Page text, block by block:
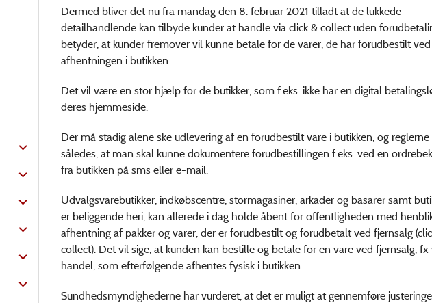
Dermed bliver det nu fra mandag den 8. februar 2021 tilladt at de lukkede
detailhandlende kan tilbyde kunder at handle via click & collect uden
betyder, at kunder fremover vil kunne betale for de varer, de har forudbestilt ved
afhentningen i butikken.
Det vil være en stor hjælp for de butikker, som f.eks. ikke har en digital
deres hjemmeside.
Der må stadig alene ske udlevering af en forudbestilt vare i butikken, og
således, at man skal kunne dokumentere forudbestillingen f.eks. ved en
fra butikken på sms eller e-mail.
Udvalgsvarebutikker, indkøbscentre, stormagasiner, arkader og basarer samt
er beliggende heri, kan allerede i dag holde åbent for offentligheden med
afhentning af pakker og varer, der er forudbestilt og forudbetalt ved fjernsalg
collect). Det vil sige, at kunden kan bestille og betale for en vare ved fjernsalg, fx
handel, som efterfølgende afhentes fysisk i butikken.
Sundhedsmyndighederne har vurderet, at det er muligt at gennemføre